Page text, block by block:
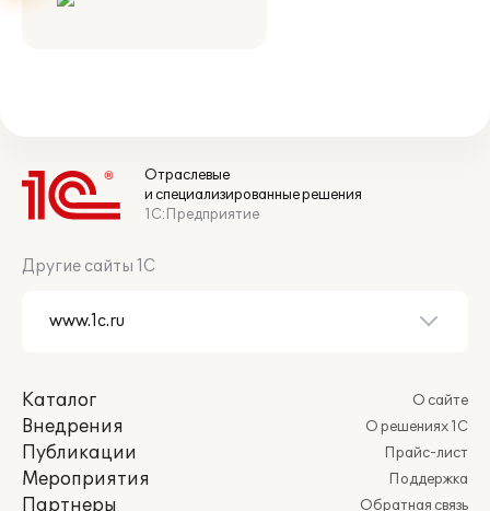
Отраслевые
и специализированные решения
1С:Предприятие
Другие сайты 1С
Каталог
Внедрения
Публикации
Мероприятия
Партнеры
О сайте
О решениях 1С
Прайс-лист
Поддержка
Обратная связь